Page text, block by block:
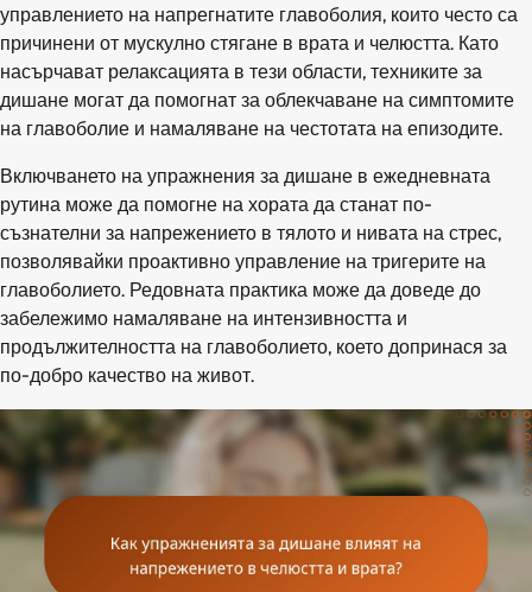
управлението на напрегнатите главоболия, които често са
причинени от мускулно стягане в врата и челюстта. Като
насърчават релаксацията в тези области, техниките за
дишане могат да помогнат за облекчаване на симптомите
на главоболие и намаляване на честотата на епизодите.
Включването на упражнения за дишане в ежедневната
рутина може да помогне на хората да станат по-
съзнателни за напрежението в тялото и нивата на стрес,
позволявайки проактивно управление на тригерите на
главоболието. Редовната практика може да доведе до
забележимо намаляване на интензивността и
продължителността на главоболието, което допринася за
по-добро качество на живот.